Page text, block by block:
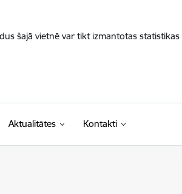
šajā vietnē var tikt izmantotas
Aktualitātes Kontakti